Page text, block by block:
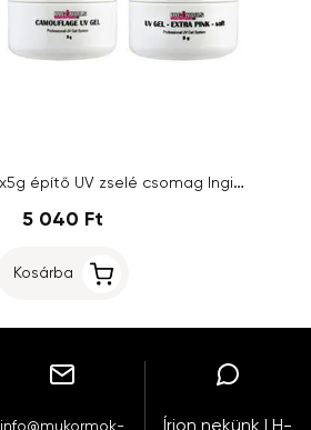
Kedvezményes 6x5g építő UV zselé csomag Inginails - NAGYSZERŰ ÁR
5 040 Ft
Kosárba
info@mukormok-